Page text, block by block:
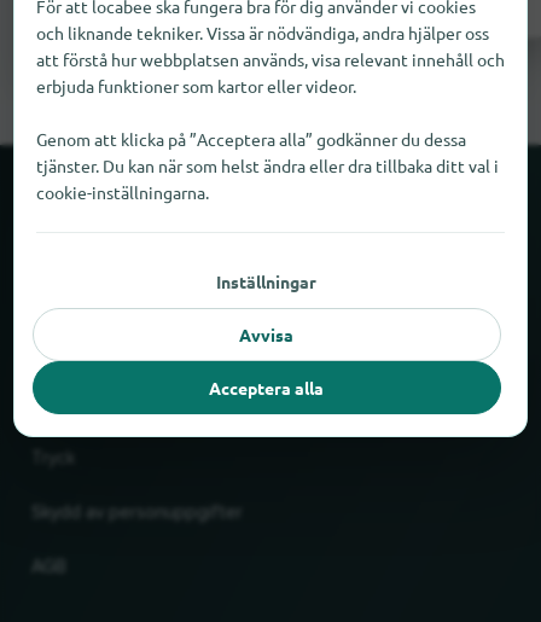
Om locabee
Partner
Rättslig
För att locabee ska fungera bra för dig använder vi cookies
och liknande tekniker. Vissa är nödvändiga, andra hjälper oss
att förstå hur webbplatsen används, visa relevant innehåll och
erbjuda funktioner som kartor eller videor.
Genom att klicka på ”Acceptera alla” godkänner du dessa
tjänster. Du kan när som helst ändra eller dra tillbaka ditt val i
cookie-inställningarna.
Inställningar
Avvisa
Acceptera alla